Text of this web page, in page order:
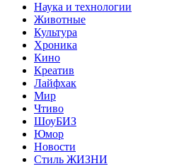
Наука и технологии
Животные
Культура
Хроника
Кино
Креатив
Лайфхак
Мир
Чтиво
ШоуБИЗ
Юмор
Новости
Стиль ЖИЗНИ